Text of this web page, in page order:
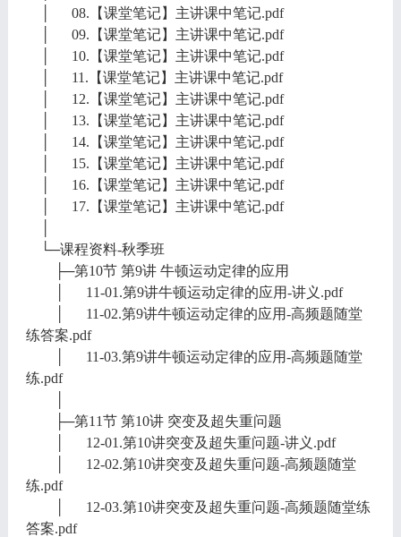
│ 08.【课堂笔记】主讲课中笔记.pdf
│ 09.【课堂笔记】主讲课中笔记.pdf
│ 10.【课堂笔记】主讲课中笔记.pdf
│ 11.【课堂笔记】主讲课中笔记.pdf
│ 12.【课堂笔记】主讲课中笔记.pdf
│ 13.【课堂笔记】主讲课中笔记.pdf
│ 14.【课堂笔记】主讲课中笔记.pdf
│ 15.【课堂笔记】主讲课中笔记.pdf
│ 16.【课堂笔记】主讲课中笔记.pdf
│ 17.【课堂笔记】主讲课中笔记.pdf
└─课程资料-秋季班
├─第10节 第9讲 牛顿运动定律的应用
│ 11-01.第9讲牛顿运动定律的应用-讲义.pdf
│ 11-02.第9讲牛顿运动定律的应用-高频题随堂
练答案.pdf
│ 11-03.第9讲牛顿运动定律的应用-高频题随堂
练.pdf
├─第11节 第10讲 突变及超失重问题
│ 12-01.第10讲突变及超失重问题-讲义.pdf
│ 12-02.第10讲突变及超失重问题-高频题随堂
练.pdf
│ 12-03.第10讲突变及超失重问题-高频题随堂练
答案.pdf